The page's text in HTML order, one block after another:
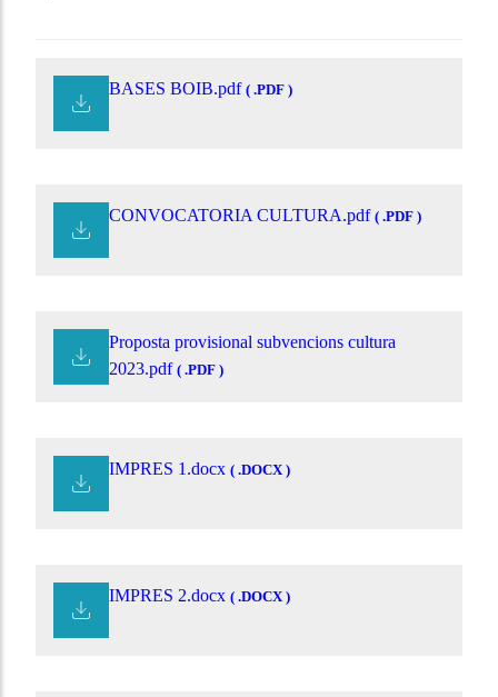
BASES BOIB.pdf ( .PDF )
CONVOCATORIA CULTURA.pdf ( .PDF )
Proposta provisional subvencions cultura
2023.pdf ( .PDF )
IMPRES 1.docx ( .DOCX )
IMPRES 2.docx ( .DOCX )